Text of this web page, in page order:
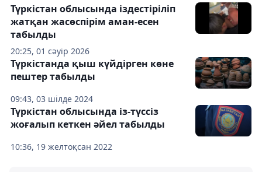
20:25, 01 сәуір 2026
Түркістан облысында іздестіріліп
жатқан жасөспірім аман-есен
табылды
09:43, 03 шілде 2024
Түркістанда қыш күйдірген көне
пештер табылды
10:36, 19 желтоқсан 2022
Түркістан облысында із-түссіз
жоғалып кеткен әйел табылды